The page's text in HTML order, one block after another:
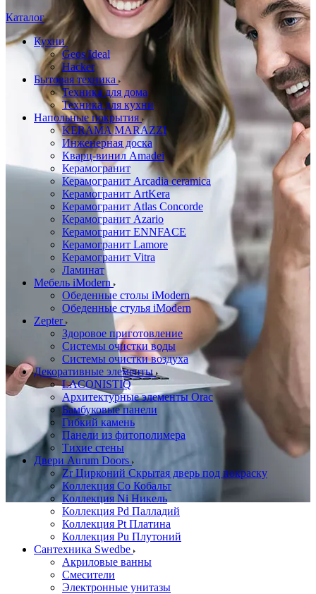
Каталог
Кухни
Geos Ideal
Hacker
Бытовая техника
Техника для дома
Техника для кухни
Напольные покрытия
KERAMA MARAZZI
Инженерная доска
Кварц-винил Amadei
Керамогранит
Керамогранит Arcadia ceramica
Керамогранит ArtKera
Керамогранит Atlas Concorde
Керамогранит Azario
Керамогранит ENNFACE
Керамогранит Lamore
Керамогранит Vitra
Ламинат
Мебель iModern
Обеденные столы iModern
Обеденные стулья iModern
Zepter
Здоровое приготовление
Системы очистки воды
Системы очистки воздуха
Декоративные элементы
LACONISTIQ
Архитектурные элементы Orac
Бамбуковые панели
Гибкий камень
Панели из фитополимера
Тихие стены
Двери Aurum Doors
Zr Цирконий Скрытая дверь под покраску
Коллекция Co Кобальт
Коллекция Ni Никель
Коллекция Pd Палладий
Коллекция Pt Платина
Коллекция Pu Плутоний
Сантехника Swedbe
Акриловые ванны
Смесители
Электронные унитазы